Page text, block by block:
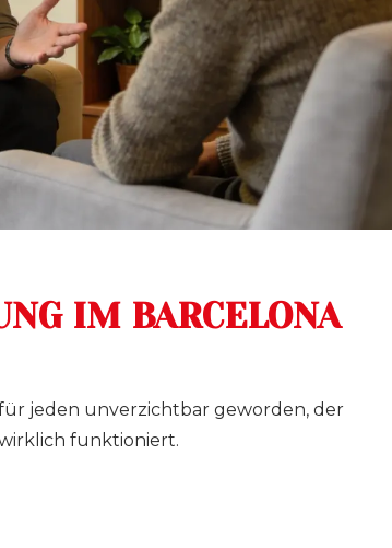
IM BARCELONA
jeden unverzichtbar geworden, der
funktioniert.